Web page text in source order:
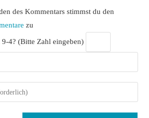
des Kommentars stimmst du den
zu
9-4? (Bitte Zahl eingeben)